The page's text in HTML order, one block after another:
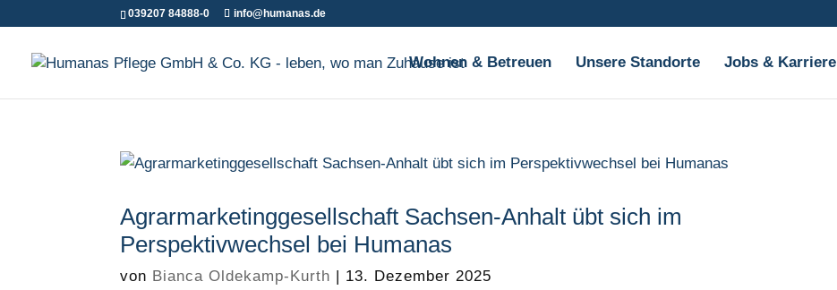
039207 84888-0 info@humanas.de
Wohnen & Betreuen Unsere Standorte Jobs & Karriere
Agrarmarketinggesellschaft Sachsen-Anhalt übt sich im
Perspektivwechsel bei Humanas
von Bianca Oldekamp-Kurth | 13. Dezember 2025